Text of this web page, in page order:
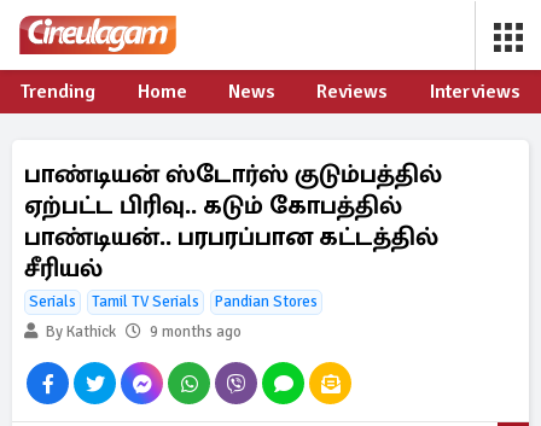
Trending Home News Reviews Interviews
பாண்டியன் ஸ்டோர்ஸ் குடும்பத்தில்
ஏற்பட்ட பிரிவு.. கடும் கோபத்தில்
பாண்டியன்.. பரபரப்பான கட்டத்தில்
சீரியல்
Serials Tamil TV Serials
Pandian Stores
By Kathick
9 months ago